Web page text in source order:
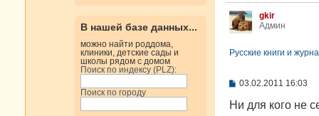
В нашей базе данных...
можно найти роддома,
клиники, детские сады и
школы рядом с домом
Поиск по индексу (PLZ):
Поиск по городу
gkir
Админ
Русские книги и
С
о
03.02.2011 16:03
Ни для кого не